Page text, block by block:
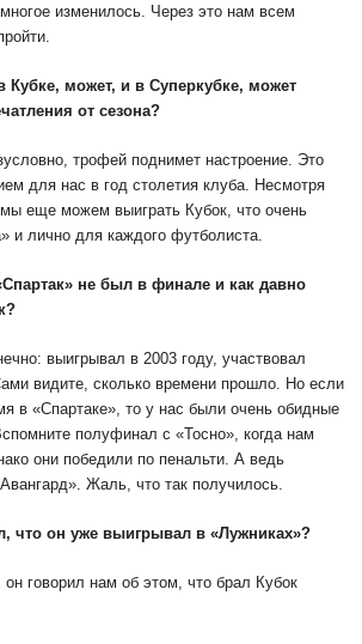
изменилось. Через это нам всем
Кубке, может, и в Суперкубке, может
от сезона?
трофей поднимет настроение. Это
для нас в год столетия клуба. Несмотря
еще можем выиграть Кубок, что очень
и лично для каждого футболиста.
не был в финале и как давно
выигрывал в 2003 году, участвовал
видите, сколько времени прошло. Но если
в «Спартаке», то у нас были очень обидные
полуфинал с «Тосно», когда нам
они победили по пенальти. А ведь
Жаль, что так получилось.
что он уже выигрывал в «Лужниках»?
он говорил нам об этом, что брал Кубок